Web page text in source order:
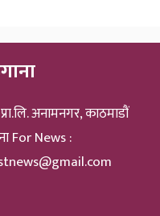
अनामनगर, काठमाडौं
For News :